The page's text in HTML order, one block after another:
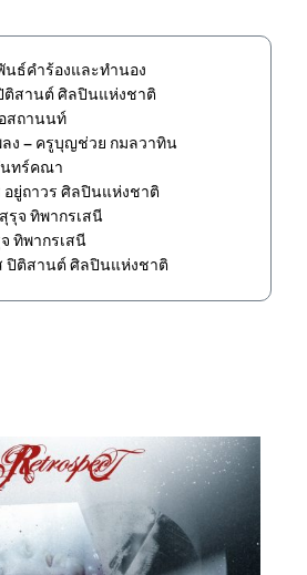
นธ์คำร้องและทำนอง
ติสานต์ ศิลปินแห่งชาติ
สถานนท์
ลง – ครูบุญช่วย กมลวาทิน
นทร์คณา
อยู่ถาวร ศิลปินแห่งชาติ
รุจ ทิพากรเสนี
ทิพากรเสนี
ปิติสานต์ ศิลปินแห่งชาติ